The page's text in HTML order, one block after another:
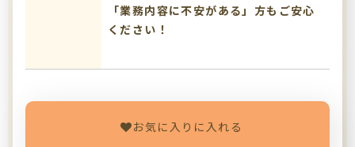
「業務内容に不安がある」方もご安心
ください！
お気に入りに入れる